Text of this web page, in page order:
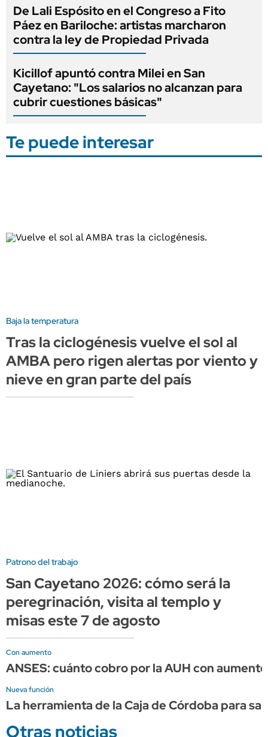
De Lali Espósito en el Congreso a Fito
Páez en Bariloche: artistas marcharon
contra la ley de Propiedad Privada
Kicillof apuntó contra Milei en San
Cayetano: "Los salarios no alcanzan para
cubrir cuestiones básicas"
Te puede interesar
Baja la temperatura
Tras la ciclogénesis vuelve el sol al
AMBA pero rigen alertas por viento y
nieve en gran parte del país
Patrono del trabajo
San Cayetano 2026: cómo será la
peregrinación, visita al templo y
misas este 7 de agosto
Con aumento
ANSES: cuánto cobro por la AUH con
Nueva función
La herramienta de la Caja de Córdoba para
Otras noticias